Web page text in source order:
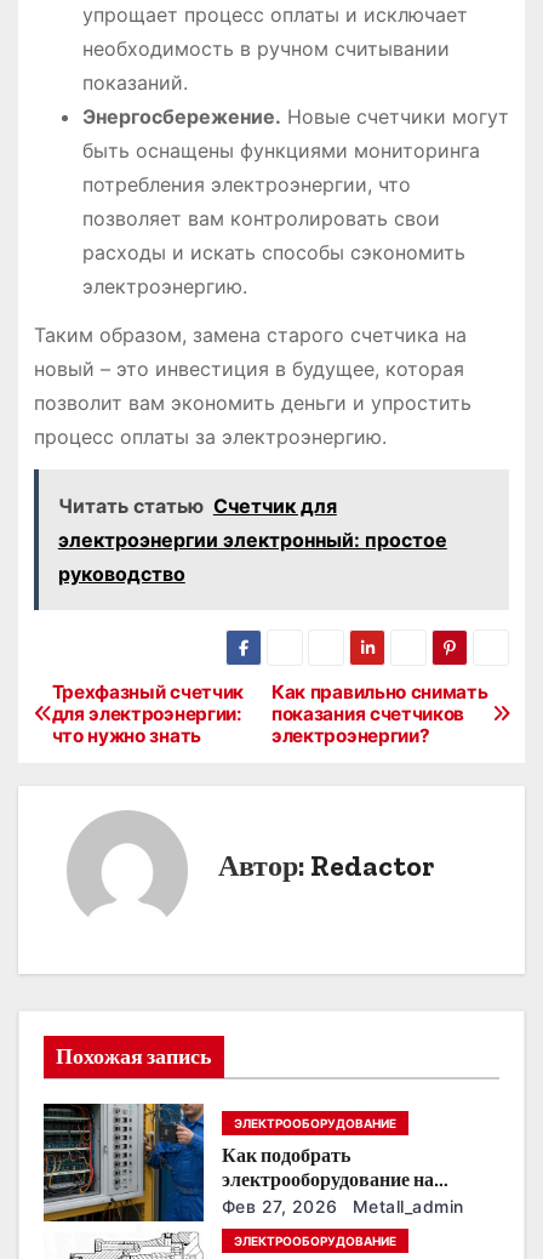
упрощает процесс оплаты и исключает
необходимость в ручном считывании
показаний.
Энергосбережение. Новые счетчики могут
быть оснащены функциями мониторинга
потребления электроэнергии, что
позволяет вам контролировать свои
расходы и искать способы сэкономить
электроэнергию.
Таким образом, замена старого счетчика на
новый – это инвестиция в будущее, которая
позволит вам экономить деньги и упростить
процесс оплаты за электроэнергию.
Читать статью Счетчик для
электроэнергии электронный: простое
руководство
Н
и
я
п
о
Как правильно снимать
показания счетчиков
электроэнергии?
Трехфазный счетчик
для электроэнергии:
что нужно знать
Автор: Redactor
Похожая запись
ЭЛЕКТРООБОРУДОВАНИЕ
Как подобрать
электрооборудование на
предприятии под тяжелые
условия эксплуатации
Фев 27, 2026 Metall_admin
ЭЛЕКТРООБОРУДОВАНИЕ